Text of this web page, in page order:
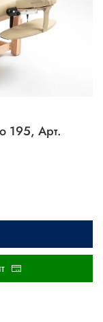
195, Арт.